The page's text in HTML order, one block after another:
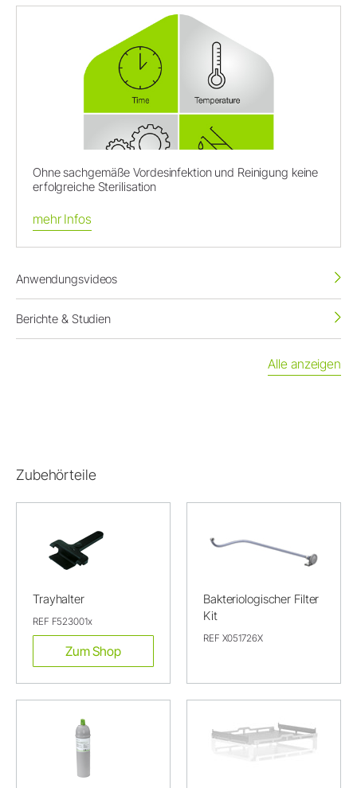
Ohne sachgemäße Vordesinfektion und Reinigung keine
erfolgreiche Sterilisation
mehr Infos
Anwendungsvideos
Berichte & Studien
Alle anzeigen
Zubehörteile
Trayhalter
REF F523001x
Zum Shop
Bakteriologischer Filter
Kit
REF X051726X